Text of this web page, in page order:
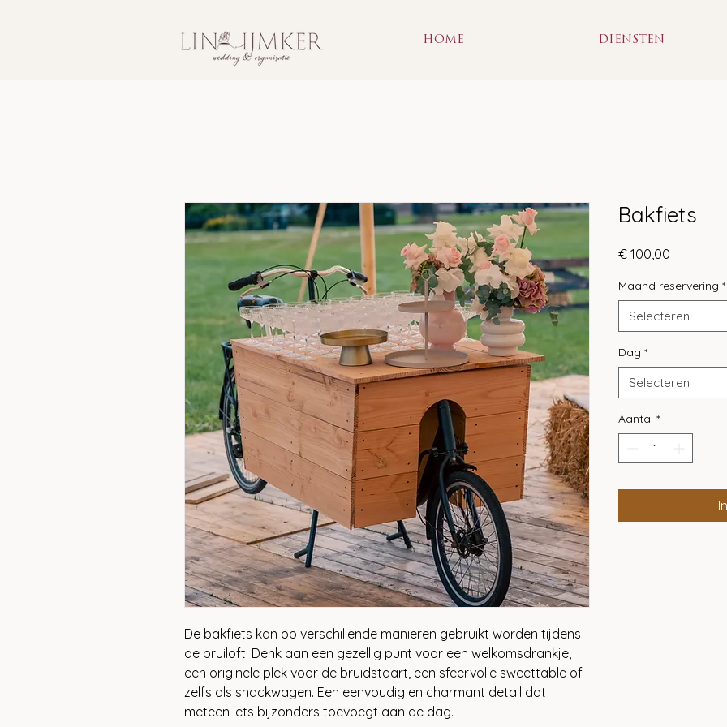
HOME DIENSTEN
De bakfiets kan op verschillende manieren gebruikt worden tijdens
de bruiloft. Denk aan een gezellig punt voor een welkomsdrankje,
een originele plek voor de bruidstaart, een sfeervolle sweettable of
zelfs als snackwagen. Een eenvoudig en charmant detail dat
meteen iets bijzonders toevoegt aan de dag.
Bakfiets
€ 100,00
Maand reservering *
Selecteren
Dag *
Selecteren
Aantal *